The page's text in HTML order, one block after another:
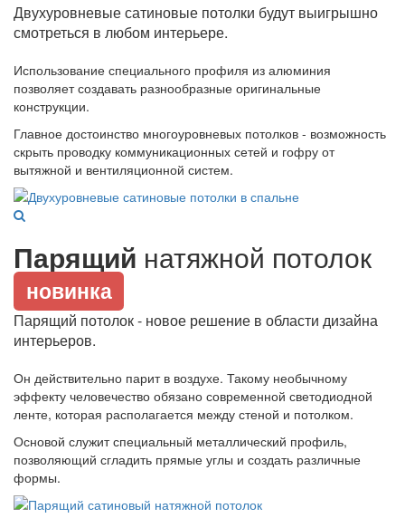
Двухуровневые сатиновые потолки будут выигрышно
смотреться в любом интерьере.
Использование специального профиля из алюминия
позволяет создавать разнообразные оригинальные
конструкции.
Главное достоинство многоуровневых потолков - возможность
скрыть проводку коммуникационных сетей и гофру от
вытяжной и вентиляционной систем.
Парящий натяжной потолок
новинка
Парящий потолок - новое решение в области дизайна
интерьеров.
Он действительно парит в воздухе. Такому необычному
эффекту человечество обязано современной светодиодной
ленте, которая располагается между стеной и потолком.
Основой служит специальный металлический профиль,
позволяющий сгладить прямые углы и создать различные
формы.